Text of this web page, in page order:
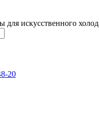
для искусственного
20